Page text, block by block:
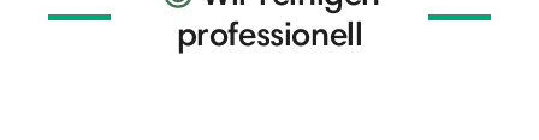
professionell